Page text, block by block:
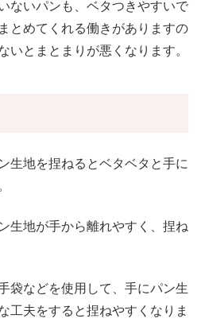
ないパンも、ベタつきやすいで
とめてくれる働きがありますの
いとまとまりが悪くなります。
生地を捏ねるとベタベタと手に
生地が手から離れやすく、捏ね
袋などを使用して、手にパン生
工夫をすると捏ねやすくなりま